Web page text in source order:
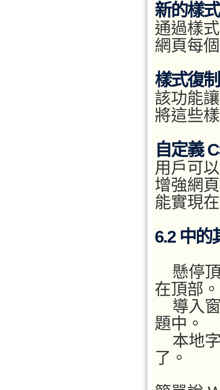
新的樣
通過樣
網頁每
樣式復
該功能
將這些
自定義
用戶可
增強網
能實現
6.2 中的
懸停頂
在頂部。
導入窗
題中。
本地字
了。